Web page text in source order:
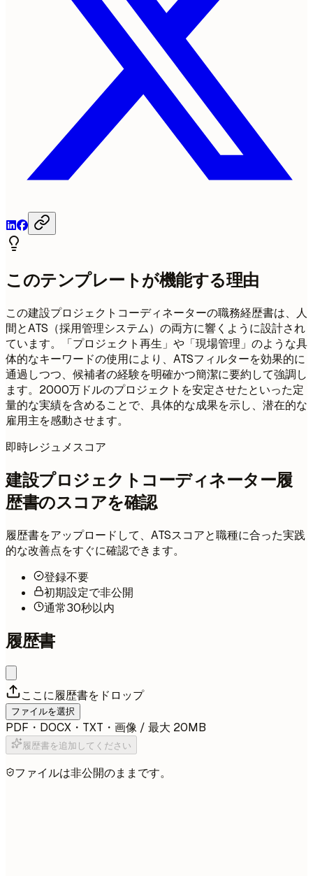
このテンプレートが機能する理由
この建設プロジェクトコーディネーターの職務経歴書は、人
間とATS（採用管理システム）の両方に響くように設計され
ています。「プロジェクト再生」や「現場管理」のような具
体的なキーワードの使用により、ATSフィルターを効果的に
通過しつつ、候補者の経験を明確かつ簡潔に要約して強調し
ます。2000万ドルのプロジェクトを安定させたといった定
量的な実績を含めることで、具体的な成果を示し、潜在的な
雇用主を感動させます。
即時レジュメスコア
建設プロジェクトコーディネーター履
歴書のスコアを確認
履歴書をアップロードして、ATSスコアと職種に合った実践
的な改善点をすぐに確認できます。
登録不要
初期設定で非公開
通常30秒以内
履歴書
ここに履歴書をドロップ
ファイルを選択
PDF・DOCX・TXT・画像 / 最大 20MB
履歴書を追加してください
ファイルは非公開のままです。